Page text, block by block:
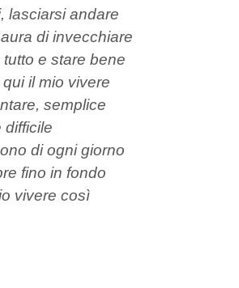
lasciarsi andare
di invecchiare
e stare bene
il mio vivere
semplice
difficile
di ogni giorno
fino in fondo
vivere così